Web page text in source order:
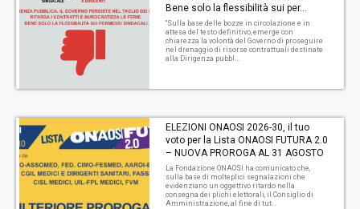
Bene solo la flessibilità sui per...
“Sulla base delle bozze in circolazione e in
attesa del testo definitivo, emerge con
chiarezza la volontà del Governo di proseguire
nel drenaggio di risorse contrattuali destinate
alla Dirigenza pubbl...
ELEZIONI ONAOSI 2026-30, il tuo
voto per la Lista ONAOSI FUTURA 2.0
– NUOVA PROROGA AL 31 AGOSTO
La Fondazione ONAOSI ha comunicato che,
sulla base di molteplici segnalazioni che
evidenziano un oggettivo ritardo nella
consegna dei plichi elettorali, il Consiglio di
Amministrazione, al fine di tut...